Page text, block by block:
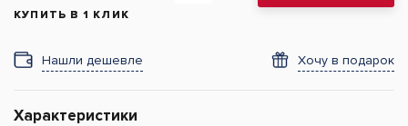
КУПИТЬ В 1 КЛИК
Нашли дешевле Хочу в подарок
Характеристики